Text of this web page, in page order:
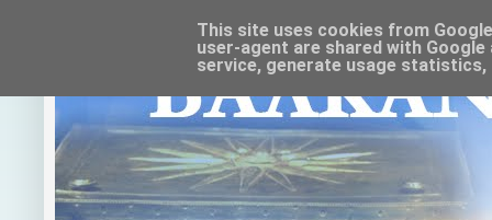
This site uses cookies from
user-agent are shared with
service, generate usage statistics,